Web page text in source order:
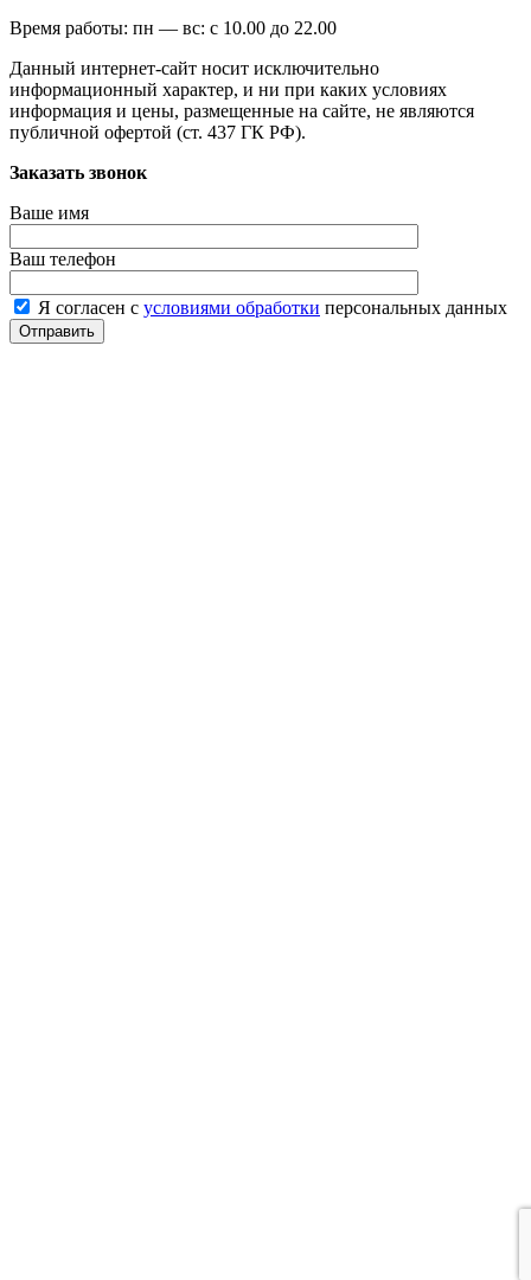
Время работы: пн — вс: с 10.00 до 22.00
Данный интернет-сайт носит исключительно
информационный характер, и ни при каких условиях
информация и цены, размещенные на сайте, не являются
публичной офертой (ст. 437 ГК РФ).
Заказать звонок
Ваше имя
Ваш телефон
Я согласен с условиями обработки персональных данных